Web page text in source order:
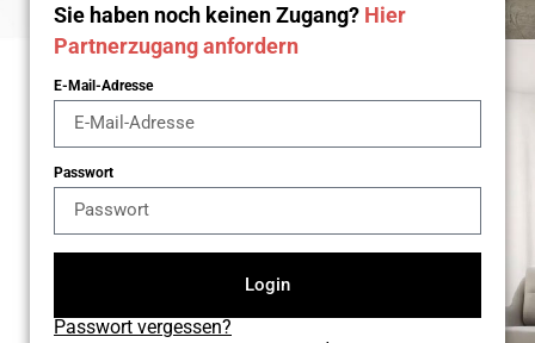
Sie haben noch keinen Zugang? Hier
Partnerzugang anfordern
E-Mail-Adresse
Passwort
Login
Passwort vergessen?